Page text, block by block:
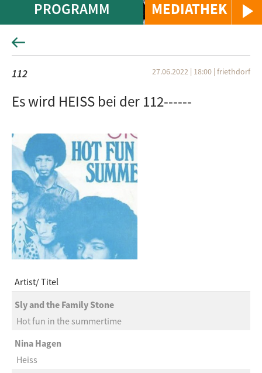
MEDIATHEK
PROGRAMM
112 27.06.2022 | 18:00 | friethdorf
Es wird HEISS bei der 112------
Artist Titel
Sly and the Family Stone
Hot fun in the summertime
Nina Hagen
Heiss